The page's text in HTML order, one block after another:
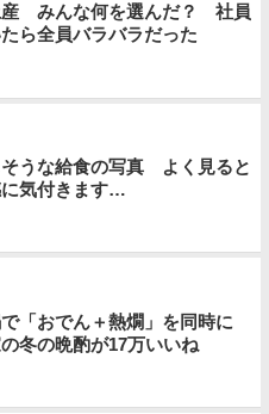
産 みんな何を選んだ？ 社員
ら全員バラバラだった
うな給食の写真 よく見ると
気付きます…
「おでん＋熱燗」を同時に
冬の晩酌が17万いいね